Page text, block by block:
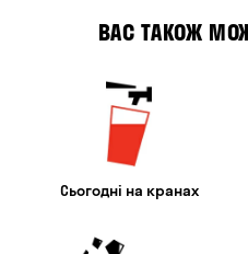
ВАС ТАКОЖ
Сьогодні на кранах